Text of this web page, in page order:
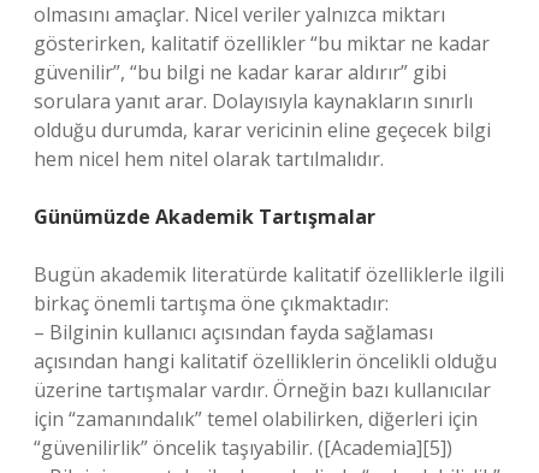
olmasını amaçlar. Nicel veriler yalnızca miktarı
gösterirken, kalitatif özellikler “bu miktar ne kadar
güvenilir”, “bu bilgi ne kadar karar aldırır” gibi
sorulara yanıt arar. Dolayısıyla kaynakların sınırlı
olduğu durumda, karar vericinin eline geçecek bilgi
hem nicel hem nitel olarak tartılmalıdır.
Günümüzde Akademik Tartışmalar
Bugün akademik literatürde kalitatif özelliklerle ilgili
birkaç önemli tartışma öne çıkmaktadır:
– Bilginin kullanıcı açısından fayda sağlaması
açısından hangi kalitatif özelliklerin öncelikli olduğu
üzerine tartışmalar vardır. Örneğin bazı kullanıcılar
için “zamanındalık” temel olabilirken, diğerleri için
“güvenilirlik” öncelik taşıyabilir. ([Academia][5])